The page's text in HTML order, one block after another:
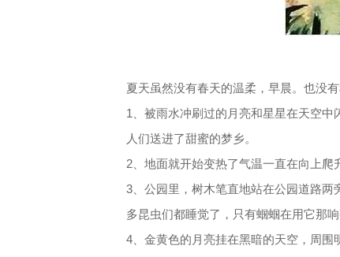
夏天虽然没有春天的温柔，早晨。也没
1、被雨水冲刷过的月亮和星星在天空
人们送进了甜蜜的梦乡。
2、地面就开始变热了气温一直在向上爬
3、公园里，树木笔直地站在公园道路两
多昆虫们都睡觉了，只有蝈蝈在用它那
4、金黄色的月亮挂在黑暗的天空，周